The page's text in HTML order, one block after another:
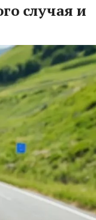
случая и